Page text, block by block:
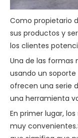
Como propietario
sus productos y
los clientes
Una de las formas
usando un soporte
ofrecen una serie
una herramienta
En primer lugar,
muy